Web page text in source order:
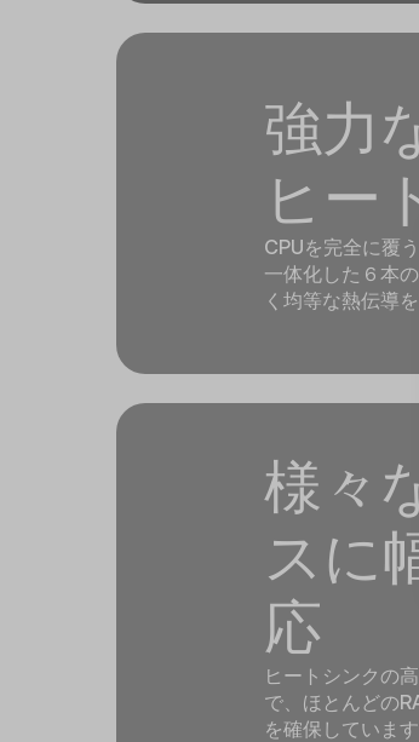
強力
ヒー
CPUを完全に覆
一体化した６本
く均等な熱伝導
様々
スに
応
ヒートシンクの
で、ほとんどの
を確保しています